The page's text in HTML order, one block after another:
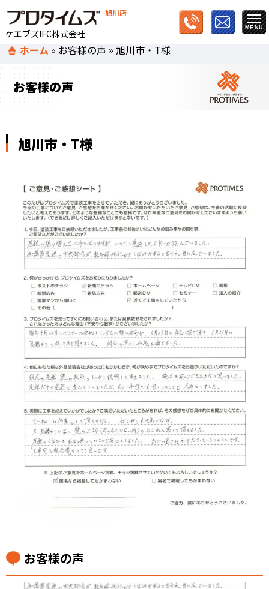
旭川店
ケエブズIFC株式会社
ホーム » お客様の声 » 旭川市・T様
お客様の声
旭川市・T様
お客様の声